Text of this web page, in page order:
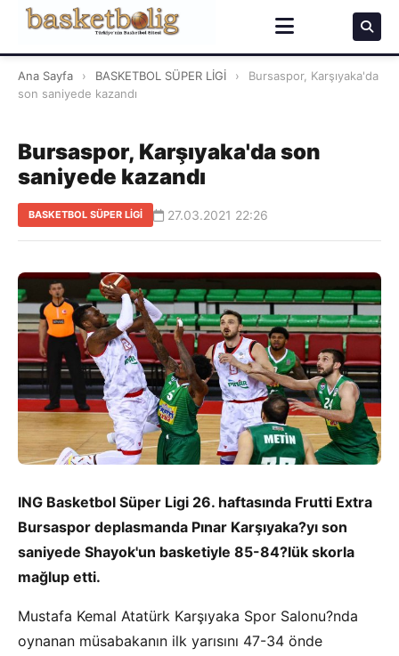
Ana Sayfa › BASKETBOL SÜPER LİGİ ›
Bursaspor, Karşıyaka'da
son saniyede kazandı
Bursaspor, Karşıyaka'da son
saniyede kazandı
BASKETBOL SÜPER LİGİ 27.03.2021 22:26
ING Basketbol Süper Ligi 26. haftasında Frutti Extra
Bursaspor deplasmanda Pınar Karşıyaka?yı son
saniyede Shayok'un basketiyle 85-84?lük skorla
mağlup etti.
Mustafa Kemal Atatürk Karşıyaka Spor Salonu?nda
oynanan müsabakanın ilk yarısını 47-34 önde